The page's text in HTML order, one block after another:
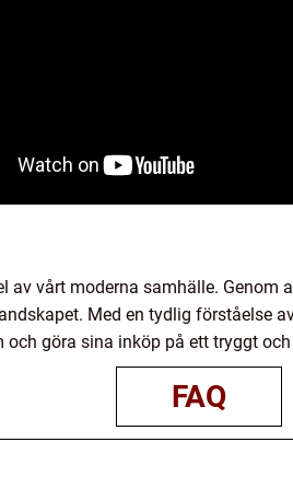
av vårt moderna samhälle.
Med en tydlig förståelse
göra sina inköp på ett tryggt
FAQ